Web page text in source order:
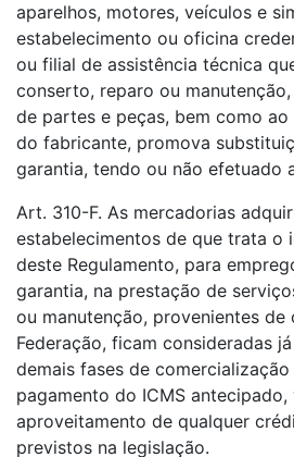
aparelhos, motores, veículos e
estabelecimento ou oficina
ou filial de assistência técnica
conserto, reparo ou
de partes e peças, bem como
do fabricante, promova
garantia, tendo ou não efetuado
Art. 310-F. As mercadorias
estabelecimentos de que trata o
deste Regulamento, para
garantia, na prestação de
ou manutenção, provenientes de
Federação, ficam consideradas
demais fases de
pagamento do ICMS antecipado,
aproveitamento de qualquer
previstos na legislação.